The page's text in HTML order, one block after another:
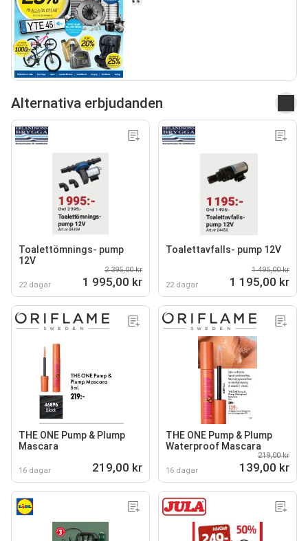
Alternativa erbjudanden
Toalettömnings- pump
12V
22 dagar
2 395,00 kr
1 995,00 kr
Toalettavfalls- pump 12V
22 dagar
1 495,00 kr
1 195,00 kr
THE ONE Pump & Plump
Mascara
16 dagar 219,00 kr
THE ONE Pump & Plump
Waterproof Mascara
16 dagar
219,00 kr
139,00 kr